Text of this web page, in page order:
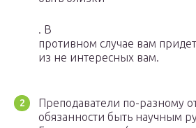
. В
противном случае вам
из не интересных вам.
Преподаватели по-разному
обязанности быть научным